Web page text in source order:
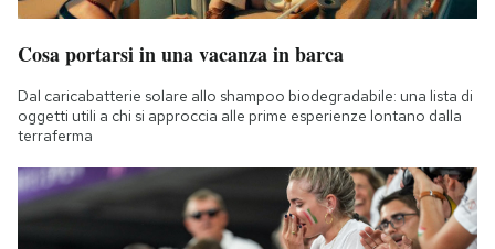
Cosa portarsi in una vacanza in barca
Dal caricabatterie solare allo shampoo biodegradabile: una lista di
oggetti utili a chi si approccia alle prime esperienze lontano dalla
terraferma